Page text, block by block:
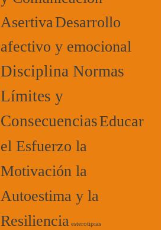
AsertivaDesarrollo
afectivo y emocional
Disciplina Normas
Límites y
ConsecuenciasEducar
el Esfuerzo la
Motivación la
Autoestima y la
Resiliencia esterotipias